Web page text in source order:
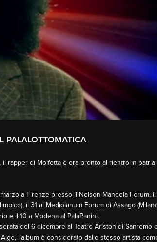
PALALOTTOMATICA
rapper di Molfetta è ora pronto al rientro in
a Firenze presso il Nelson Mandela Forum, il
il 31 al Mediolanum Forum di Assago
e il 10 a Modena al PalaPanini.
del 6 dicembre al Teatro Ariston di Sanremo
l’album è considerato dallo stesso artista